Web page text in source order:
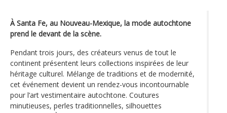
À Santa Fe, au Nouveau-Mexique, la mode autochtone
prend le devant de la scène.
Pendant trois jours, des créateurs venus de tout le
continent présentent leurs collections inspirées de leur
héritage culturel. Mélange de traditions et de modernité,
cet événement devient un rendez-vous incontournable
pour l’art vestimentaire autochtone. Coutures
minutieuses, perles traditionnelles, silhouettes